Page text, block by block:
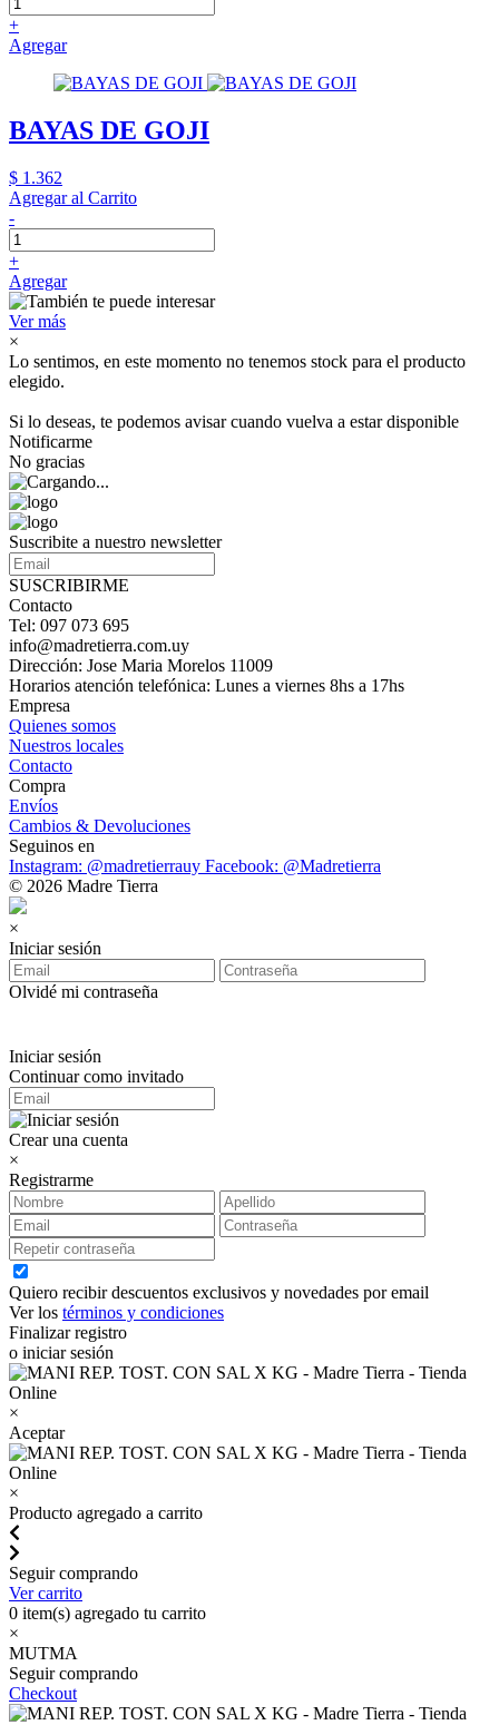
+
Agregar
BAYAS DE GOJI
$ 1.362
Agregar al Carrito
-
+
Agregar
Ver más
×
Lo sentimos, en este momento no tenemos stock para el producto
elegido.
Si lo deseas, te podemos avisar cuando vuelva a estar disponible
Notificarme
No gracias
Suscribite a nuestro newsletter
SUSCRIBIRME
Contacto
Tel: 097 073 695
info@madretierra.com.uy
Dirección: Jose Maria Morelos 11009
Horarios atención telefónica: Lunes a viernes 8hs a 17hs
Empresa
Quienes somos
Nuestros locales
Contacto
Compra
Envíos
Cambios & Devoluciones
Seguinos en
Instagram: @madretierrauy Facebook: @Madretierra
© 2026 Madre Tierra
×
Iniciar sesión
Olvidé mi contraseña
Iniciar sesión
Continuar como invitado
Crear una cuenta
×
Registrarme
Quiero recibir descuentos exclusivos y novedades por email
Ver los términos y condiciones
Finalizar registro
o iniciar sesión
×
Aceptar
×
Producto agregado a carrito
Seguir comprando
Ver carrito
0 item(s) agregado tu carrito
×
MUTMA
Seguir comprando
Checkout